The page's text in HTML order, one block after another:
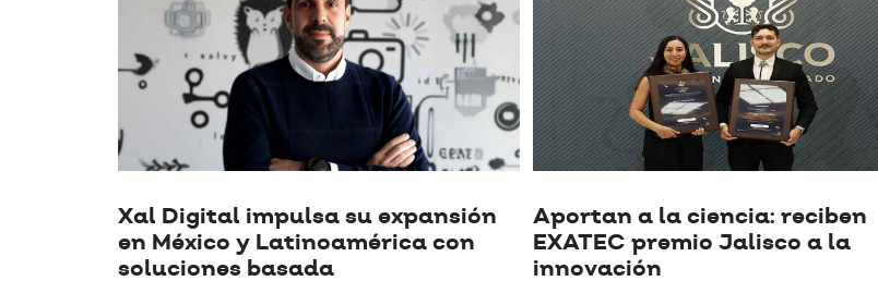
Xal Digital impulsa su expansión
en México y Latinoamérica con
soluciones basada
Aportan a la ciencia: reciben
EXATEC premio Jalisco a la
innovación